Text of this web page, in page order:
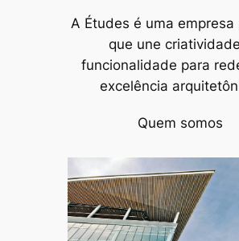
A Études é uma empresa
que une
funcionalidade para
excelência
Quem somos